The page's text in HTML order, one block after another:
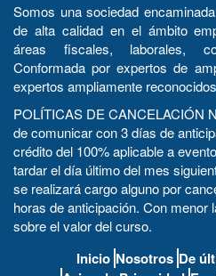
Somos una sociedad
de alta calidad en el ámbito
áreas fiscales, laborales,
Conformada por expertos de
expertos ampliamente
POLÍTICAS DE CANCELACIÓN
de comunicar con 3 días de
crédito del 100% aplicable a
tardar el día último del mes
se realizará cargo alguno por
horas de anticipación. Con menor
sobre el valor del curso.
Inicio Nosotros De